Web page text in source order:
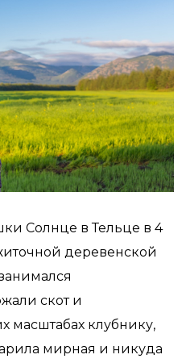
Солнце в Тельце в 4
деревенской
скот и
масштабах клубнику,
мирная и никуда